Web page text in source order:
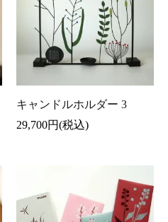
キャンドルホルダー 3
29,700円(税込)